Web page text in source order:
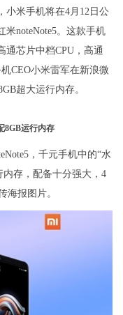
小米手机将在4月12日公
noteNote5。这款手机
通芯片中档CPU，高通
CEO小米雷军在新浪微
超大运行内存。
8GB运行内存
，千元手机中的“水
内存，配备十分强大，4
海报图片。